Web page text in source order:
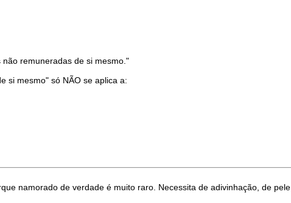
remuneradas de si mesmo."
si mesmo" só NÃO se aplica a:
namorado de verdade é muito raro. Necessita de adivinhação, de